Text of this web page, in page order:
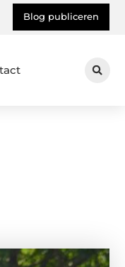
Blog publiceren